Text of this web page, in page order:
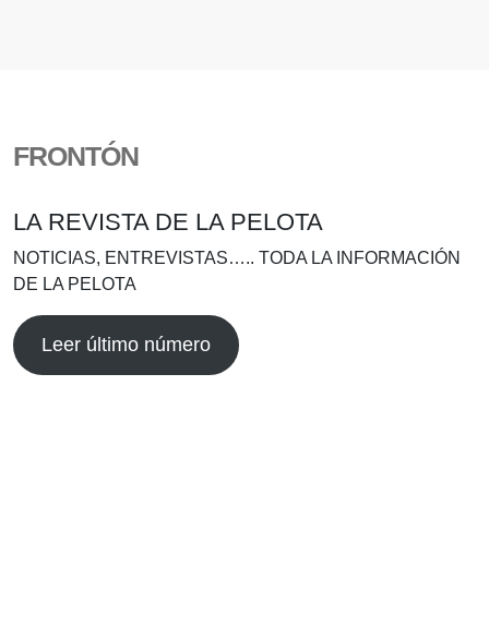
FRONTÓN
LA REVISTA DE LA PELOTA
NOTICIAS, ENTREVISTAS….. TODA LA INFORMACIÓN
DE LA PELOTA
Leer último número